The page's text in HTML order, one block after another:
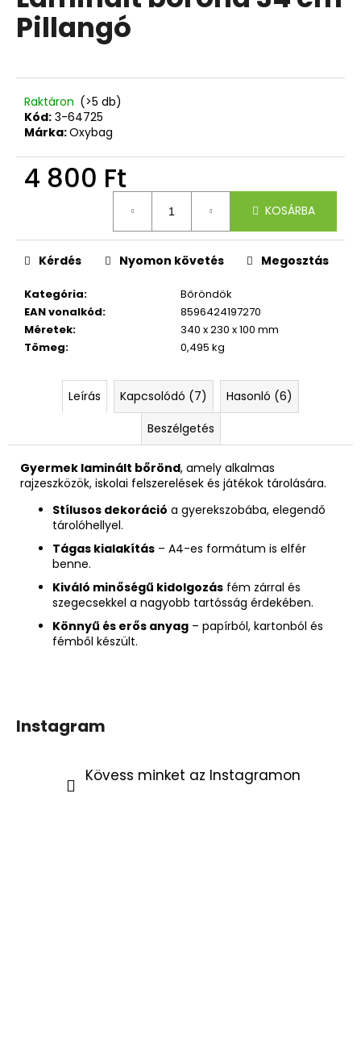
5-
ből
Pillangó
Raktáron (>5 db)
Kód: 3-64725
Márka:Oxybag
4 800 Ft
KOSÁRBA
Kategória:
Bőröndök
EAN vonalkód:
8596424197270
Méretek:
340 x 230 x 100 mm
Tömeg: 0,495 kg
Kérdés Nyomon követés Megosztás
Leírás Kapcsolódó (7)
Hasonló (6)
Beszélgetés
Gyermek laminált bőrönd, amely alkalmas
rajzeszközök, iskolai felszerelések és játékok tárolására.
Stílusos dekoráció a gyerekszobába, elegendő
tárolóhellyel.
Tágas kialakítás – A4-es formátum is elfér
benne.
Kiváló minőségű kidolgozás fém zárral és
szegecsekkel a nagyobb tartósság érdekében.
Könnyű és erős anyag – papírból, kartonból és
fémből készült.
á
n
u
SZETT
OXY
BUNNY
26
490
Ft
Instagram
Kövess minket az Instagramon